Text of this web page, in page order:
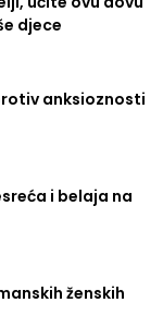
djece
anksioznosti
i belaja na
ženskih